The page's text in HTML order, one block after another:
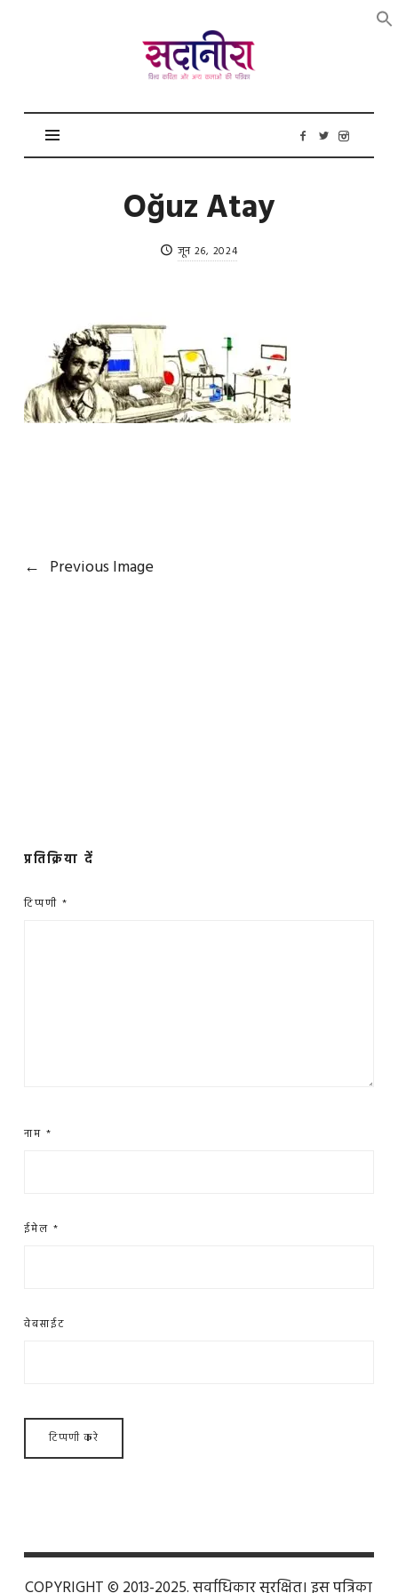
सदानीरा
Oğuz Atay
जून 26, 2024
← Previous Image
प्रतिक्रिया दें
टिप्पणी *
नाम *
ईमेल *
वेबसाईट
COPYRIGHT © 2013-2025. सर्वाधिकार सुरक्षित। इस पत्रिका